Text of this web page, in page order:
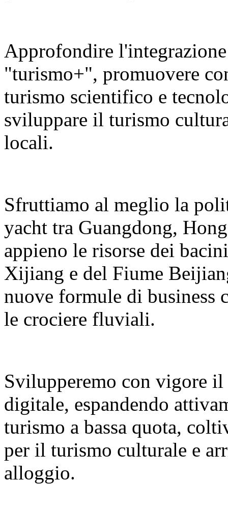
Approfondire
"turismo+", promuovere
turismo scientifico e
sviluppare il turismo
locali.
Sfruttiamo al meglio la
yacht tra Guangdong,
appieno le risorse dei
Xijiang e del Fiume
nuove formule di business
le crociere fluviali.
Svilupperemo con vigore
digitale, espandendo
turismo a bassa quota,
per il turismo culturale e
alloggio.